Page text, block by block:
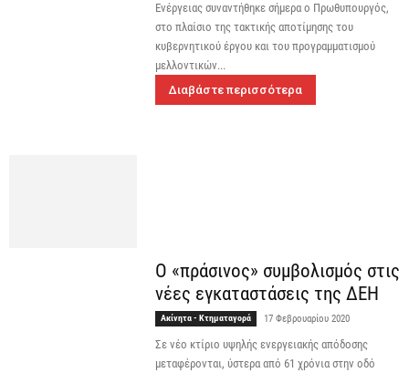
Ενέργειας συναντήθηκε σήμερα ο Πρωθυπουργός,
στο πλαίσιο της τακτικής αποτίμησης του
κυβερνητικού έργου και του προγραμματισμού
μελλοντικών...
Διαβάστε περισσότερα
Ο «πράσινος» συμβολισμός στις
νέες εγκαταστάσεις της ΔΕΗ
Ακίνητα - Κτηματαγορά 17 Φεβρουαρίου 2020
Σε νέο κτίριο υψηλής ενεργειακής απόδοσης
μεταφέρονται, ύστερα από 61 χρόνια στην οδό